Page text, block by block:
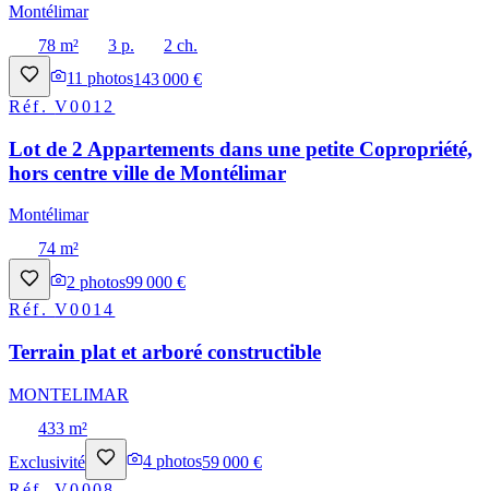
Montélimar
78 m²
3 p.
2 ch.
11 photos143 000 €
Réf.V0012
Lot de 2 Appartements dans une petite Copropriété,
hors centre ville de Montélimar
Montélimar
74 m²
2 photos99 000 €
Réf.V0014
Terrain plat et arboré constructible
MONTELIMAR
433 m²
Exclusivité
4 photos59 000 €